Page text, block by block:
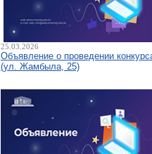
25.03.2026
Объявление о проведении
(ул. Жамбыла, 25)